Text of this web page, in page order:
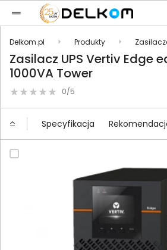
Delkom.pl Produkty
Zasilacz UPS Vertiv Edge
1000VA Tower
0/5
Specyfikacja